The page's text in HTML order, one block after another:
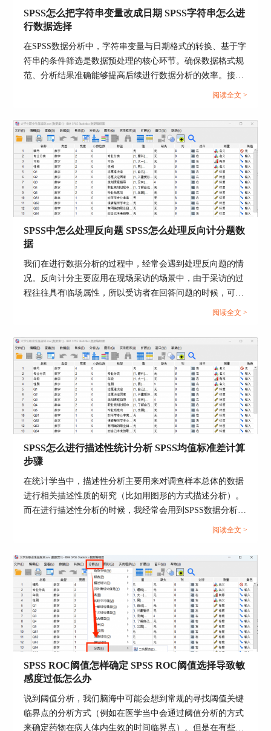
图3：均值函数的数字表达式
4、因为想要了解该地居民2024年整体的媒体使用
频率，所以把代表报纸、杂志、广播、电视、互联
网、电影的a281、a282、a283、a284、a285、a302
这六个题项放入数字表达式的Mean函数括号内，
注意这些题项以英文逗号的标点符号格式来间隔。
图4：Mean函数代入六个题项
5、按照上述操作流程，我们可以在变量的数据视
图看到最后一列的新变量，也就是a281、a282、
a283、a284、a285、a302这六个题项合并的媒体使
用频率的新维度，能够看到下图的媒体使用频率有
3.33、3.67、2.83、2.67等等多个数值，代表报纸、
杂志、广播、电视、互联网、电影的综合使用均
值。
图5：媒体使用频率的数值结果
二、SPSS如何把多个题项分析出来
SPSS怎么把字符串变量改成日期 SPSS字符串怎么进
行数据选择
在SPSS数据分析中，字符串变量与日期格式的转换、基于字
符串的条件筛选是数据预处理的核心环节。确保数据格式规
范、分析结果准确能够提高后续进行数据分析的效率。接下
来我将为大家介绍：SPSS怎么把字符串变量改成日期，
阅读全文 >
SPSS中怎么处理反向题 SPSS怎么处理反向计分题数
据
我们在进行数据分析的过程中，经常会遇到处理反向题的情
况。反向计分主要应用在现场采访的场景中，由于采访的过
程往往具有临场属性，所以受访者在回答问题的时候，可能
会出现正向或者反向的情况。例如正向题的分数从1分到5分
高值为1分。我们在遇到反向题的场景中就需要进行反向计
分，下面以SPSS为例，介绍一下SPSS中怎么处理反向题，
SPSS怎么处理反向计分题数据的全部内容。...
阅读全文 >
SPSS怎么进行描述性统计分析 SPSS均值标准差计算
步骤
在统计学当中，描述性分析主要用来对调查样本总体的数据
进行相关描述性质的研究（比如用图形的方式描述分析）。
而在进行描述性分析的时候，我经常会用到SPSS数据分析软
件，这款软件给我提供了许多数据分析的帮助。接下来给大
算步骤的具体内容。...
阅读全文 >
SPSS ROC阈值怎样确定 SPSS ROC阈值选择导致敏
感度过低怎么办
说到阈值分析，我们脑海中可能会想到常规的寻找阈值关键
临界点的分析方式（例如在医学当中会通过阈值分析的方式
来确定药物在病人体内生效的时间临界点）。但是在有些分